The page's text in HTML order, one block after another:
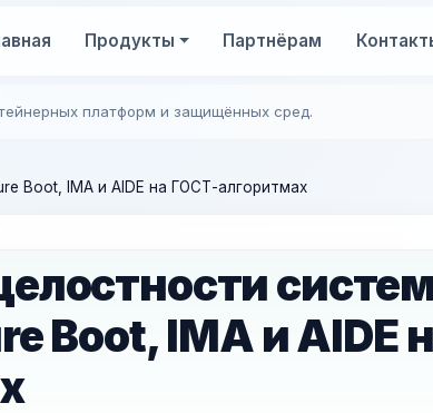
Продукты Партнёрам
платформ и защищённых сред.
Boot, IMA и AIDE на ГОСТ-алгоритмах
Boot, IMA и AIDE